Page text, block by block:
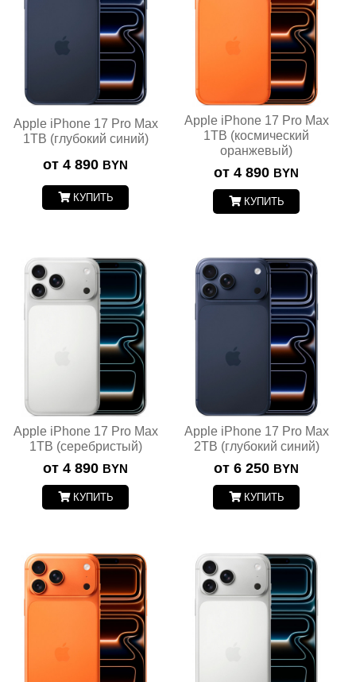
Apple iPhone 17 Pro Max
1TB (глубокий синий)
от 4 890 BYN
КУПИТЬ
Apple iPhone 17 Pro Max
1TB (космический
оранжевый)
от 4 890 BYN
КУПИТЬ
Apple iPhone 17 Pro Max
1TB (серебристый)
от 4 890 BYN
КУПИТЬ
Apple iPhone 17 Pro Max
2TB (глубокий синий)
от 6 250 BYN
КУПИТЬ